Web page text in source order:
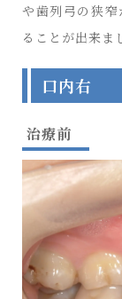
や歯列弓の狭窄
ることが出来ま
口内右
治療前